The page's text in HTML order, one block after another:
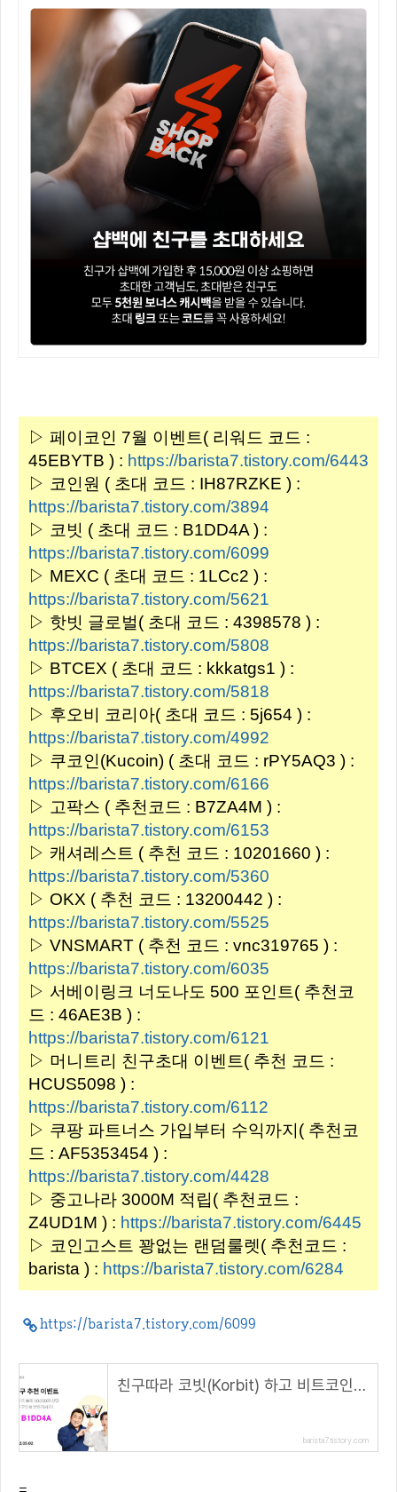
▷ 페이코인 7월 이벤트( 리워드 코드 :
45EBYTB ) : https://barista7.tistory.com/6443
▷ 코인원 ( 초대 코드 : IH87RZKE ) :
https://barista7.tistory.com/3894
▷ 코빗 ( 초대 코드 : B1DD4A ) :
https://barista7.tistory.com/6099
▷ MEXC ( 초대 코드 : 1LCc2 ) :
https://barista7.tistory.com/5621
▷ 핫빗 글로벌( 초대 코드 : 4398578 ) :
https://barista7.tistory.com/5808
▷ BTCEX ( 초대 코드 : kkkatgs1 ) :
https://barista7.tistory.com/5818
▷ 후오비 코리아( 초대 코드 : 5j654 ) :
https://barista7.tistory.com/4992
▷ 쿠코인(Kucoin) ( 초대 코드 : rPY5AQ3 ) :
https://barista7.tistory.com/6166
▷ 고팍스 ( 추천코드 : B7ZA4M ) :
https://barista7.tistory.com/6153
▷ 캐셔레스트 ( 추천 코드 : 10201660 ) :
https://barista7.tistory.com/5360
▷ OKX ( 추천 코드 : 13200442 ) :
https://barista7.tistory.com/5525
▷ VNSMART ( 추천 코드 : vnc319765 ) :
https://barista7.tistory.com/6035
▷ 서베이링크 너도나도 500 포인트( 추천코
드 : 46AE3B ) :
https://barista7.tistory.com/6121
▷ 머니트리 친구초대 이벤트( 추천 코드 :
HCUS5098 ) :
https://barista7.tistory.com/6112
▷ 쿠팡 파트너스 가입부터 수익까지( 추천코
드 : AF5353454 ) :
https://barista7.tistory.com/4428
▷ 중고나라 3000M 적립( 추천코드 :
Z4UD1M ) : https://barista7.tistory.com/6445
▷ 코인고스트 꽝없는 랜덤룰렛( 추천코드 :
barista ) : https://barista7.tistory.com/6284
https://barista7.tistory.com/6099
친구따라 코빗(Korbit) 하고 비트코인 받자!(5.2~)( 추천 코드 : B1DD4A )
barista7.tistory.com